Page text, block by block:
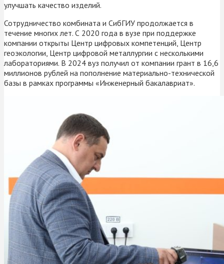
улучшать качество изделий.
Сотрудничество комбината и СибГИУ продолжается в
течение многих лет. С 2020 года в вузе при поддержке
компании открыты Центр цифровых компетенций, Центр
геоэкологии, Центр цифровой металлургии с несколькими
лабораториями. В 2024 вуз получил от компании грант в 16,6
миллионов рублей на пополнение материально-технической
базы в рамках программы «Инженерный бакалавриат».